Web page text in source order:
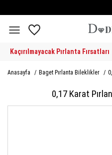
Kaçırılmayacak Pırlanta Fırsatları
Anasayfa / Baget Pırlanta Bileklikler /
0,17 Karat